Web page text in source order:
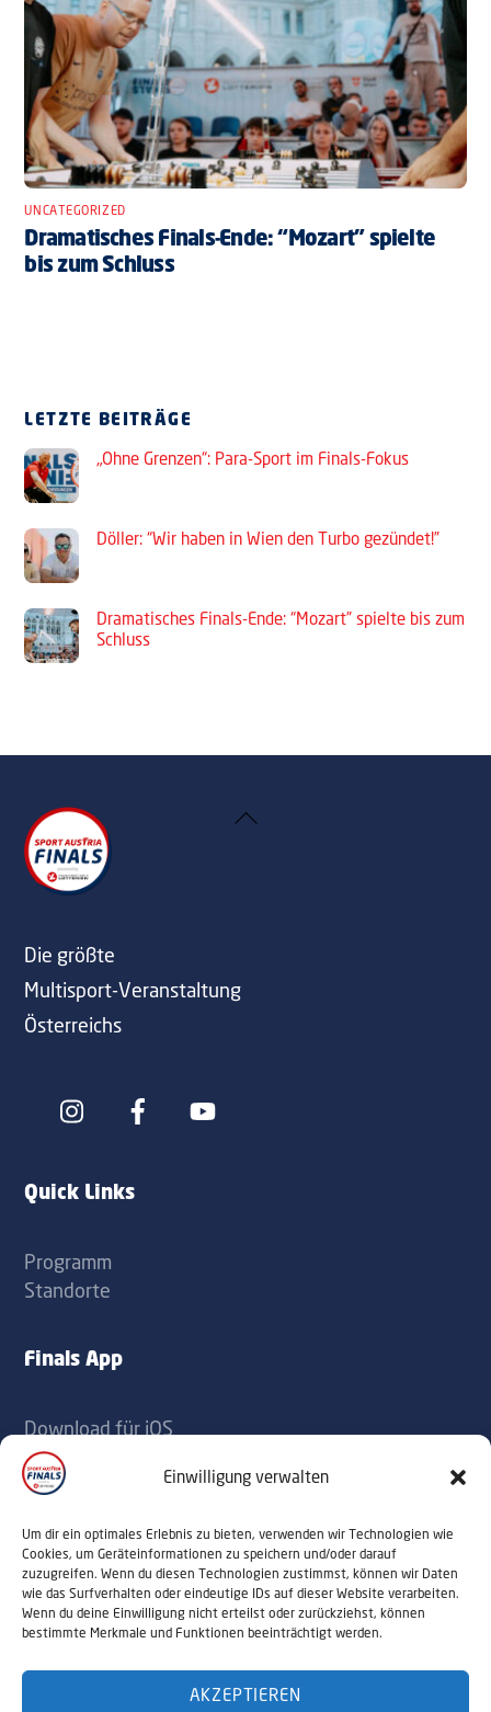
Einwilligung verwalten
Um dir ein optimales Erlebnis zu bieten, verwenden wir Technologien wie
Cookies, um Geräteinformationen zu speichern und/oder darauf
zuzugreifen. Wenn du diesen Technologien zustimmst, können wir Daten
wie das Surfverhalten oder eindeutige IDs auf dieser Website verarbeiten.
Wenn du deine Einwilligung nicht erteilst oder zurückziehst, können
bestimmte Merkmale und Funktionen beeinträchtigt werden.
AKZEPTIEREN
UNCATEGORIZED
Dramatisches Finals-Ende: “Mozart” spielte
bis zum Schluss
LETZTE BEITRÄGE
„Ohne Grenzen“: Para-Sport im Finals-Fokus
Döller: “Wir haben in Wien den Turbo gezündet!”
Dramatisches Finals-Ende: “Mozart” spielte bis zum
Schluss
Back
Die größte
Multisport-Veranstaltung
Österreichs
Icon
Icon
Quick Links
Programm
Standorte
Finals App
Download für iOS
Download für Android
Kontakt
office@sportaustriafinals.at
+43 1 504 44 55